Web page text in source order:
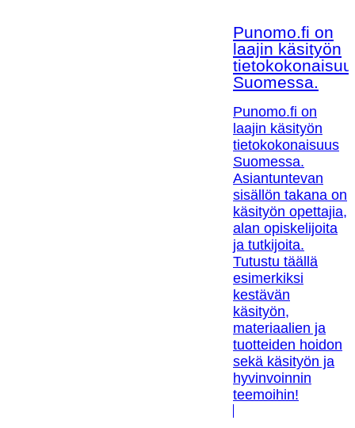
Punomo.fi on
laajin käsityön
Suomessa.
Punomo.fi on
laajin käsityön
tietokokonaisuus
Suomessa.
Asiantuntevan
sisällön takana on
käsityön opettajia,
alan opiskelijoita
ja tutkijoita.
Tutustu täällä
esimerkiksi
kestävän
käsityön,
materiaalien ja
tuotteiden hoidon
sekä käsityön ja
hyvinvoinnin
teemoihin!